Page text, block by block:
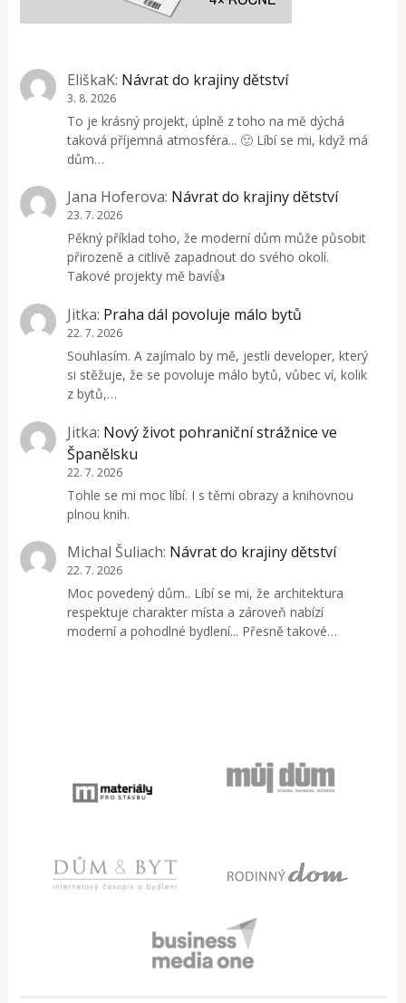
EliškaK: Návrat do krajiny dětství
3. 8. 2026
To je krásný projekt, úplně z toho na mě dýchá
taková příjemná atmosféra... 🙂 Líbí se mi, když má
dům…
Jana Hoferova: Návrat do krajiny dětství
23. 7. 2026
Pěkný příklad toho, že moderní dům může působit
přirozeně a citlivě zapadnout do svého okolí.
Takové projekty mě baví👍
Jitka: Praha dál povoluje málo bytů
22. 7. 2026
Souhlasím. A zajímalo by mě, jestli developer, který
si stěžuje, že se povoluje málo bytů, vůbec ví, kolik
z bytů,…
Jitka: Nový život pohraniční strážnice ve
Španělsku
22. 7. 2026
Tohle se mi moc líbí. I s těmi obrazy a knihovnou
plnou knih.
Michal Šuliach: Návrat do krajiny dětství
22. 7. 2026
Moc povedený dům.. Líbí se mi, že architektura
respektuje charakter místa a zároveň nabízí
moderní a pohodlné bydlení... Přesně takové…